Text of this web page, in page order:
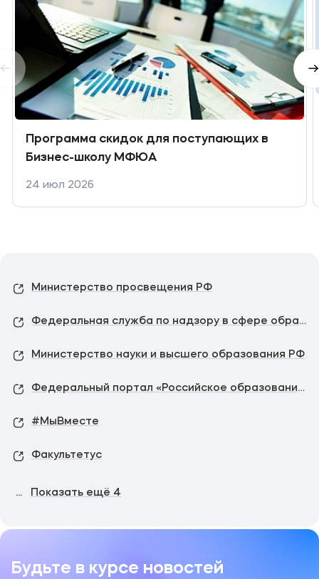
Программа скидок для поступающих в
Бизнес-школу МФЮА
24 июл 2026
Министерство просвещения РФ
Федеральная служба по надзору в сфере образования и науки
Министерство науки и высшего образования РФ
Федеральный портал «Российское образование»
#МыВместе
Факультетус
... Показать ещё 4
Будьте в курсе новостей